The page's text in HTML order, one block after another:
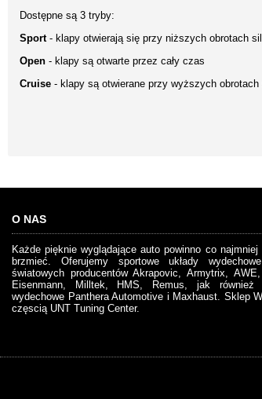
Dostępne są 3 tryby:
Sport - klapy otwierają się przy niższych obrotach
Open - klapy są otwarte przez cały czas
Cruise - klapy są otwierane przy wyższych obrotach
O NAS
Każde pięknie wyglądające auto powinno co
brzmieć. Oferujemy sportowe układy
światowych producentów Akrapovic, Armytrix,
Eisenmann, Milltek, HMS, Remus, jak również
wydechowe Panthera Automotive i Maxhaust. Sklep
częscią UNT Tuning Center.